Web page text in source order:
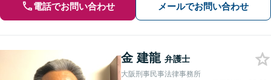
電話でお問い合わせ メールでお問い合わせ
金 建龍 弁護士
大阪刑事民事法律事務所